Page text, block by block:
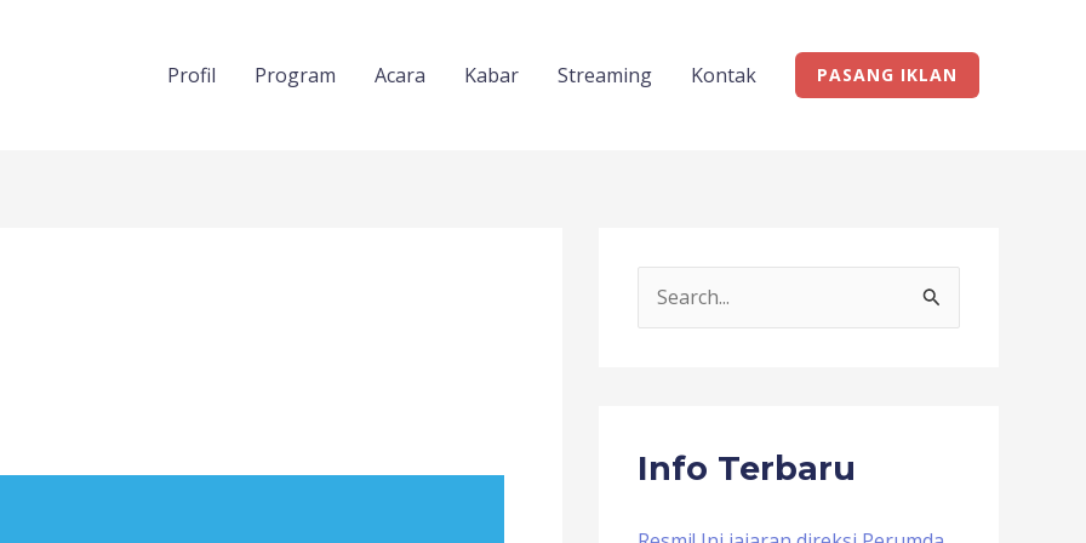
Profil Program Acara Kabar Streaming Kontak PASANG IKLAN
c
f
Info Terbaru